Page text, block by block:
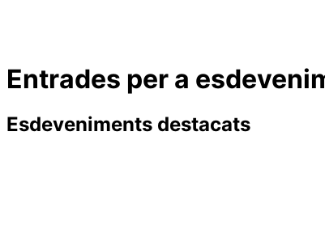
Suport al participantHe perdut la meva entrada
Entrades per a
Esdeveniments destacats